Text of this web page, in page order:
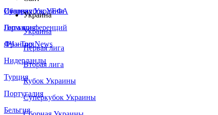
Сборная Украины
Италия
Германия
Франция
Нидерланды
Турция
Португалия
Бельгия
Суперкубок УЕФА
Лига конференций
ЛЧ - Top News
Украина
Украина
Первая лига
Вторая лига
Кубок Украины
Суперкубок Украины